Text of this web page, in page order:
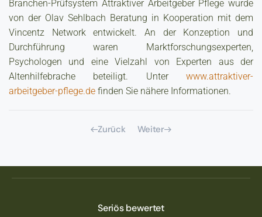
Branchen-Prüfsystem Attraktiver Arbeitgeber Pflege wurde
von der Olav Sehlbach Beratung in Kooperation mit dem
Vincentz Network entwickelt. An der Konzeption und
Durchführung waren Marktforschungsexperten,
Psychologen und eine Vielzahl von Experten aus der
Altenhilfebrache beteiligt. Unterwww.attraktiver-
arbeitgeber-pflege.de finden Sie nähere Informationen.
Zurück Weiter
Seriös bewertet